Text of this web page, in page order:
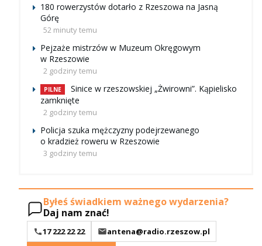
180 rowerzystów dotarło z Rzeszowa na Jasną
Górę
52 minuty temu
Pejzaże mistrzów w Muzeum Okręgowym
w Rzeszowie
2 godziny temu
PILNE
Sinice w rzeszowskiej „Żwirowni”. Kąpielisko
zamknięte
2 godziny temu
Policja szuka mężczyzny podejrzewanego
o kradzież roweru w Rzeszowie
3 godziny temu
Byłeś świadkiem ważnego wydarzenia?
Daj nam znać!
17 222 22 22
antena@radio.rzeszow.pl